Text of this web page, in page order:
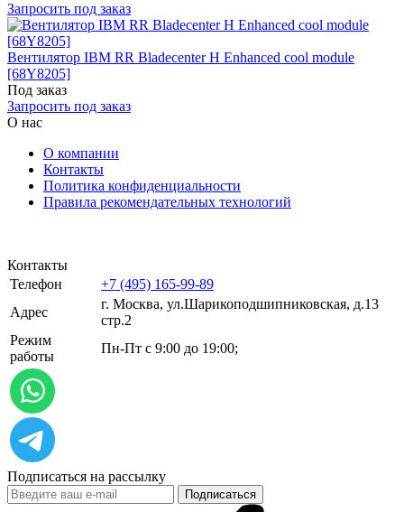
Запросить под заказ
Вентилятор IBM RR Bladecenter H Enhanced cool module
[68Y8205]
Под заказ
Запросить под заказ
О нас
О компании
Контакты
Политика конфиденциальности
Правила рекомендательных технологий
Контакты
Телефон
+7 (495) 165-99-89
Адрес
г. Москва, ул.​​Шарикоподшипниковская, д.13
стр.2
Режим
работы
Пн-Пт с 9:00 до 19:00;
Подписаться на рассылку
Подписаться